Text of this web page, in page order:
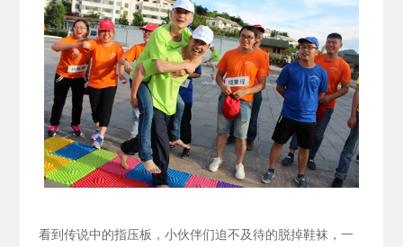
看到传说中的指压板，小伙伴们迫不及待的脱掉鞋袜，一